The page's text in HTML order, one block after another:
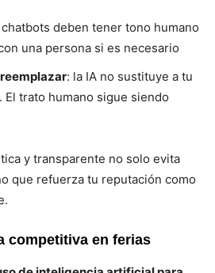
deben tener tono humano
una persona si es necesario
: la IA no sustituye a tu
trato humano sigue siendo
y transparente no solo evita
que refuerza tu reputación como
competitiva en ferias